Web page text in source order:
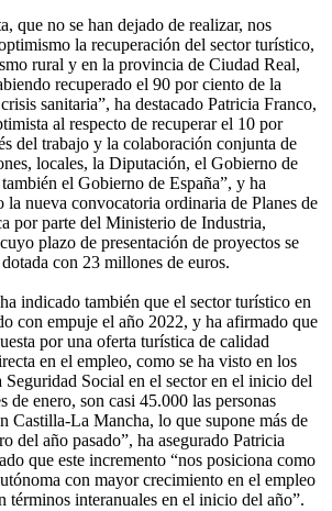
que no se han dejado de realizar, nos
la recuperación del sector turístico,
rural y en la provincia de Ciudad Real,
recuperado el 90 por ciento de la
sanitaria”, ha destacado Patricia Franco,
al respecto de recuperar el 10 por
del trabajo y la colaboración conjunta de
locales, la Diputación, el Gobierno de
el Gobierno de España”, y ha
la nueva convocatoria ordinaria de Planes de
por parte del Ministerio de Industria,
plazo de presentación de proyectos se
con 23 millones de euros.
indicado también que el sector turístico en
con empuje el año 2022, y ha afirmado que
por una oferta turística de calidad
en el empleo, como se ha visto en los
Social en el sector en el inicio del
de enero, son casi 45.000 las personas
Castilla-La Mancha, lo que supone más de
del año pasado”, ha asegurado Patricia
que este incremento “nos posiciona como
con mayor crecimiento en el empleo
términos interanuales en el inicio del año”.